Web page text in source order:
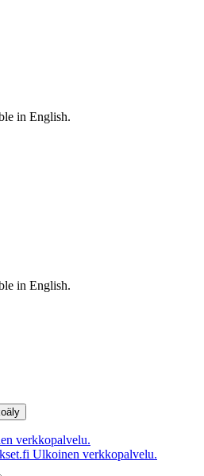
in English.
in English.
verkkopalvelu.
Ulkoinen verkkopalvelu.